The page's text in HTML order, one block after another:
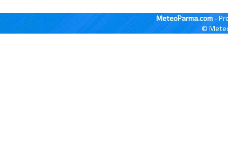
MeteoParma.com -
©